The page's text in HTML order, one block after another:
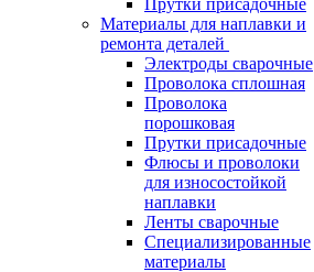
Прутки присадочные
Материалы для наплавки и
ремонта деталей
Электроды сварочные
Проволока сплошная
Проволока
порошковая
Прутки присадочные
Флюсы и проволоки
для износостойкой
наплавки
Ленты сварочные
Специализированные
материалы